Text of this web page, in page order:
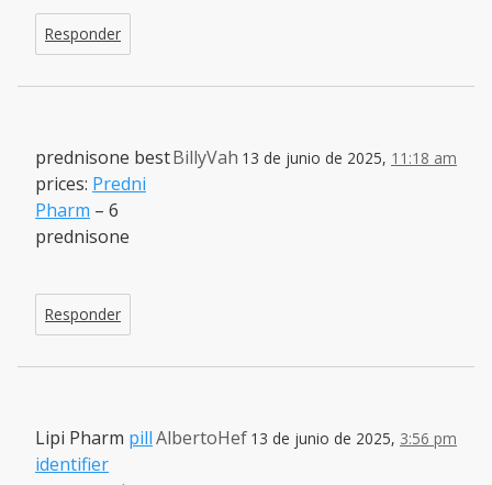
Responder
BillyVah 13 de junio de 2025, 11:18 am
prednisone best
prices: Predni
Pharm – 6
prednisone
Responder
AlbertoHef 13 de junio de 2025, 3:56 pm
Lipi Pharm pill
identifier